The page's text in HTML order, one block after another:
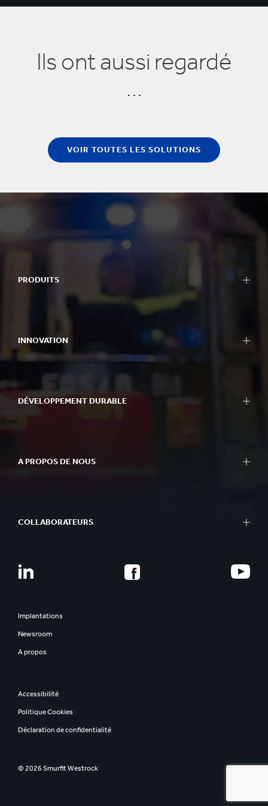
Ils ont aussi regardé
...
VOIR TOUTES LES SOLUTIONS
PRODUITS
INNOVATION
DÉVELOPPEMENT DURABLE
A PROPOS DE NOUS
COLLABORATEURS
Implantations
Newsroom
A propos
Accessibilité
Politique Cookies
Déclaration de confidentialité
© 2026 Smurfit Westrock